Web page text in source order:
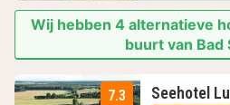
Wij hebben 4 alternatieve
buurt van Bad
7.3 Seehotel